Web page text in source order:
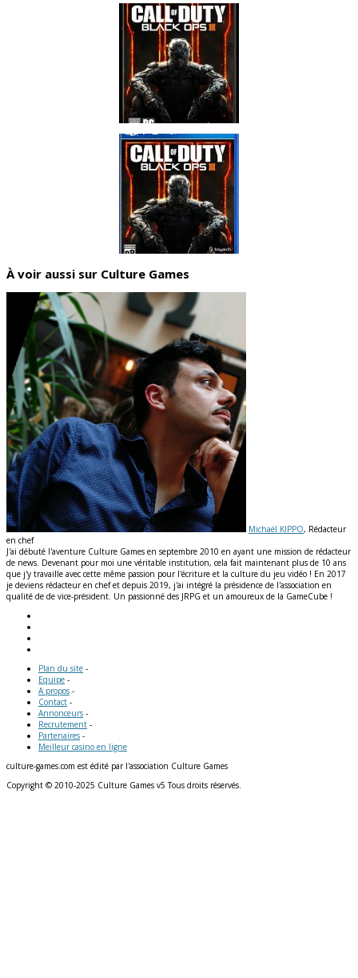
À voir aussi sur Culture Games
Michaël KIPPO, Rédacteur
en chef
J'ai débuté l'aventure Culture Games en septembre 2010 en ayant une mission de rédacteur
de news. Devenant pour moi une véritable institution, cela fait maintenant plus de 10 ans
que j'y travaille avec cette même passion pour l'écriture et la culture du jeu vidéo ! En 2017
je deviens rédacteur en chef et depuis 2019, j'ai intégré la présidence de l'association en
qualité de de vice-président. Un passionné des JRPG et un amoureux de la GameCube !
Plan du site -
Equipe -
A propos -
Contact -
Annonceurs -
Recrutement -
Partenaires -
Meilleur casino en ligne
culture-games.com est édité par l'association Culture Games
Copyright © 2010-2025 Culture Games v5 Tous droits réservés.